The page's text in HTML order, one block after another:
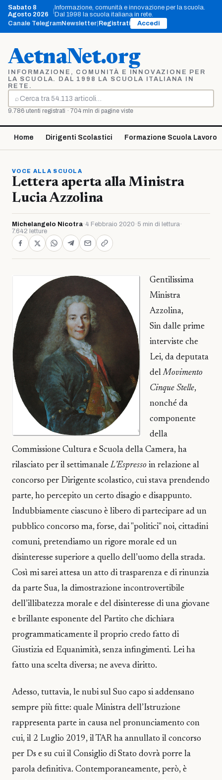
Vai
contenuto
Sabato 8
Agosto 2026
Informazione, comunità e innovazione per la scuola.
Dal 1998 la scuola italiana in rete.
Canale TelegramNewsletter Registrati Accedi
AetnaNet.org
INFORMAZIONE, COMUNITÀ E INNOVAZIONE PER
LA SCUOLA. DAL 1998 LA SCUOLA ITALIANA IN
RETE.
⌕
Cerca
9.786 utenti registrati · 704 mln di pagine viste
Home Dirigenti Scolastici Formazione Scuola Lavoro
VOCE ALLA SCUOLA
Lettera aperta alla Ministra
Lucia Azzolina
Michelangelo Nicotra· 4 Febbraio 2020 · 5 min di lettura·
7.642 letture
Gentilissima
Ministra
Azzolina,
Sin dalle prime
interviste che
Lei, da deputata
delMovimento
Cinque Stelle,
nonché da
componente
della
Commissione Cultura e Scuola della Camera, ha
rilasciato per il settimanaleL’Espresso in relazione al
concorso per Dirigente scolastico, cui stava prendendo
parte, ho percepito un certo disagio e disappunto.
Indubbiamente ciascuno è libero di partecipare ad un
pubblico concorso ma, forse, dai "politici" noi, cittadini
comuni, pretendiamo un rigore morale ed un
disinteresse superiore a quello dell’uomo della strada.
Così mi sarei attesa un atto di trasparenza e di rinunzia
da parte Sua, la dimostrazione incontrovertibile
dell’illibatezza morale e del disinteresse di una giovane
e brillante esponente del Partito che dichiara
programmaticamente il proprio credo fatto di
Giustizia ed Equanimità, senza infingimenti. Lei ha
fatto una scelta diversa; ne aveva diritto.
Adesso, tuttavia, le nubi sul Suo capo si addensano
sempre più fitte: quale Ministra dell’Istruzione
rappresenta parte in causa nel pronunciamento con
cui, il 2 Luglio 2019, il TAR ha annullato il concorso
per Ds e su cui il Consiglio di Stato dovrà porre la
parola definitiva. Contemporaneamente, però, è